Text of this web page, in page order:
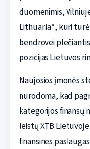
duomenimis,
Lithuania“, kuri
bendrovei
pozicijas Lietuvos
Naujosios įmonės
nurodoma, kad
kategorijos finansų
leistų XTB
finansines